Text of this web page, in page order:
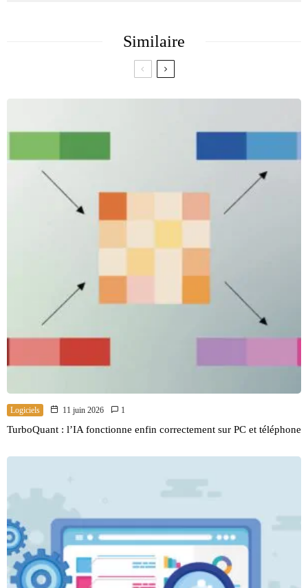
Similaire
Logiciels 11 juin 2026 1
TurboQuant : l’IA fonctionne enfin correctement sur PC et téléphone